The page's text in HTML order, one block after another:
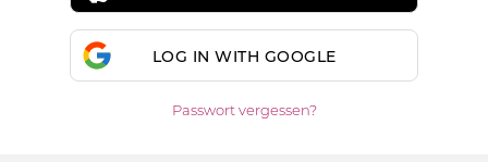
LOG IN WITH GOOGLE
Passwort vergessen?